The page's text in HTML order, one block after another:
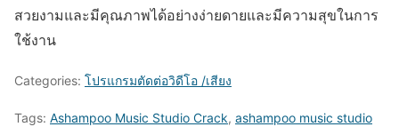
สวยงามและมีคุณภาพได้อย่างง่ายดายและมีความสุขในการ
ใช้งาน
Categories: โปรแกรมตัดต่อวิดีโอ /เสียง
Tags: Ashampoo Music Studio Crack, ashampoo music studio